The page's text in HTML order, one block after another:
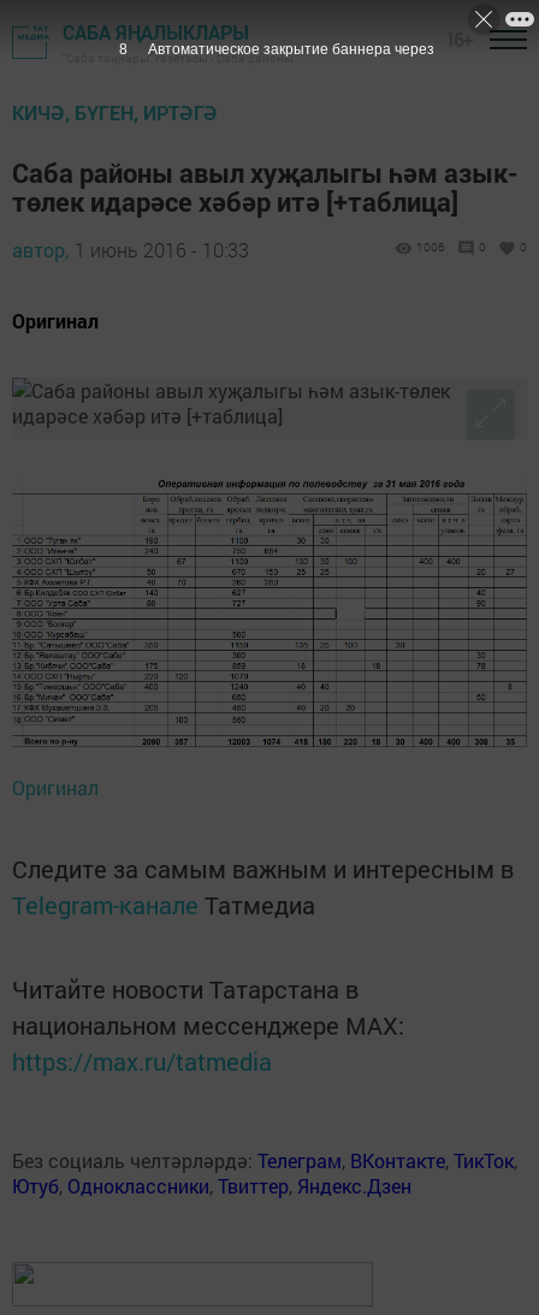
САБА ЯҢАЛЫКЛАРЫ
"Саба таңнары" газетасы - Саба районы
КИЧӘ, БҮГЕН, ИРТӘГӘ
Саба районы авыл хуҗалыгы һәм азык-
төлек идарәсе хәбәр итә [+таблица]
автор, 1 июнь 2016 - 10:33 1006 0 0
Оригинал
Оригинал
Следите за самым важным и интересным в
Telegram-канале Татмедиа
Читайте новости Татарстана в
национальном мессенджере MАХ:
https://max.ru/tatmedia
Без социаль челтәрләрдә: Телеграм, ВКонтакте,ТикТок,
Ютуб, Одноклассники,Твиттер, Яндекс.Дзен
7 Автоматическое закрытие баннера через